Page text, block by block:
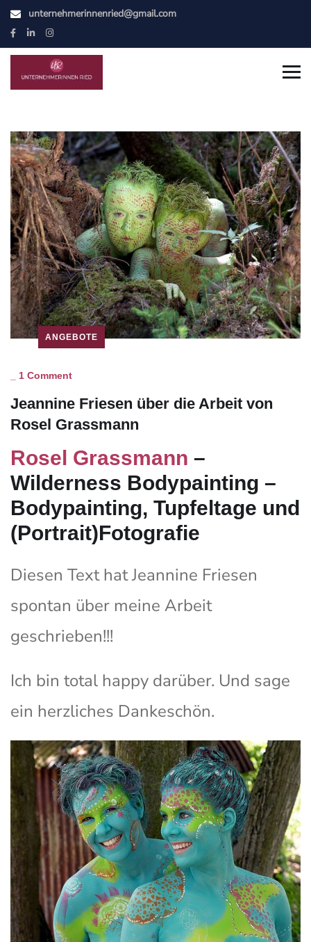
unternehmerinnenried@gmail.com
ANGEBOTE
1 Comment
Jeannine Friesen über die Arbeit von
Rosel Grassmann
Rosel Grassmann –
Wilderness Bodypainting –
Bodypainting, Tupfeltage und
(Portrait)Fotografie
Diesen Text hat Jeannine Friesen
spontan über meine Arbeit
geschrieben!!!
Ich bin total happy darüber. Und sage
ein herzliches Dankeschön.